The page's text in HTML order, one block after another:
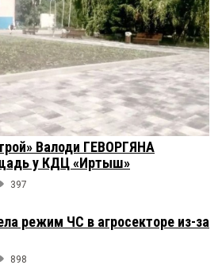
Валоди ГЕВОРГЯНА
у КДЦ «Иртыш»
397
режим ЧС в агросекторе из-за
898